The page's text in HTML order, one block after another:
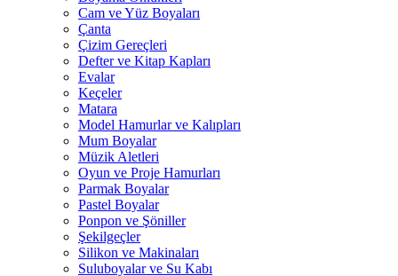
Cam ve Yüz Boyaları
Çanta
Çizim Gereçleri
Defter ve Kitap Kapları
Evalar
Keçeler
Matara
Model Hamurlar ve Kalıpları
Mum Boyalar
Müzik Aletleri
Oyun ve Proje Hamurları
Parmak Boyalar
Pastel Boyalar
Ponpon ve Şöniller
Şekilgeçler
Silikon ve Makinaları
Suluboyalar ve Su Kabı